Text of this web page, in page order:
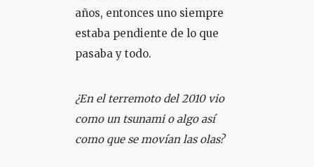
años, entonces uno siempre
estaba pendiente de lo que
pasaba y todo.
¿En el terremoto del 2010 vio
como un tsunami o algo así
como que se movían las olas?